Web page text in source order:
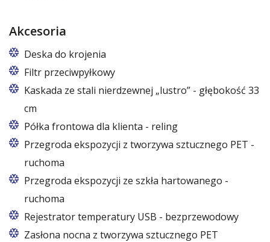
Akcesoria
Deska do krojenia
Filtr przeciwpyłkowy
Kaskada ze stali nierdzewnej „lustro” - głębokość 33
cm
Dotyczy lad o głębokości 107 cm.
Półka frontowa dla klienta - reling
Dla modeli lad E, E Max, E1, E1 Max, F, F Max:
zamawiana wyłącznie na etapie produkcji. W
Przegroda ekspozycji z tworzywa sztucznego PET -
ruchoma
Przegroda ekspozycji ze szkła hartowanego -
ruchoma
Rejestrator temperatury USB - bezprzewodowy
Zasłona nocna z tworzywa sztucznego PET